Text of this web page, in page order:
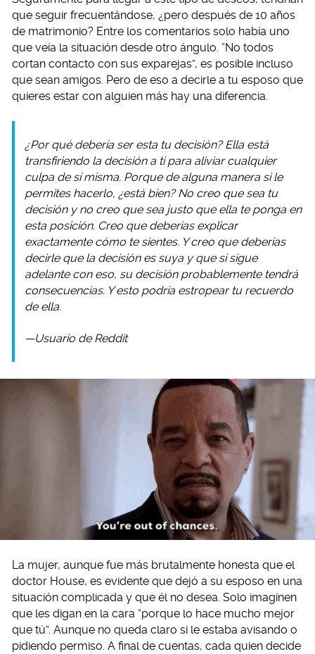
que seguir frecuentándose, ¿pero después de 10 años
de matrimonio? Entre los comentarios solo había uno
que veía la situación desde otro ángulo. “No todos
cortan contacto con sus exparejas”, es posible incluso
que sean amigos. Pero de eso a decirle a tu esposo que
quieres estar con alguien más hay una diferencia.
¿Por qué debería ser esta tu decisión? Ella está
transfiriendo la decisión a ti para aliviar cualquier
culpa de sí misma. Porque de alguna manera si le
permites hacerlo, ¿está bien? No creo que sea tu
decisión y no creo que sea justo que ella te ponga en
esta posición. Creo que deberías explicar
exactamente cómo te sientes. Y creo que deberías
decirle que la decisión es suya y que si sigue
adelante con eso, su decisión probablemente tendrá
consecuencias. Y esto podría estropear tu recuerdo
de ella.
—Usuario de Reddit
La mujer, aunque fue más brutalmente honesta que el
doctor House, es evidente que dejó a su esposo en una
situación complicada y que él no desea. Solo imaginen
que les digan en la cara “porque lo hace mucho mejor
que tú”. Aunque no queda claro si le estaba avisando o
pidiendo permiso. A final de cuentas, cada quien decide